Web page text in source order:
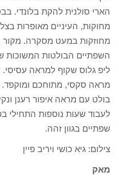
הארי סולנית להקת בלונדי.
מחוקות, העיניים מאופרות
מחוזקות במעט מסקרה. מקור
השפתיים הבולטות המשוכות
ליפ גלוס שקוף למראה
מראה סקסי, מתוחכם
בולט עם מראה איפור רענן
לעבוד שעות נוספות התחילי
שפתיים בגוון זהה.
צילום: גיא כושי ויריב פיין
מאק